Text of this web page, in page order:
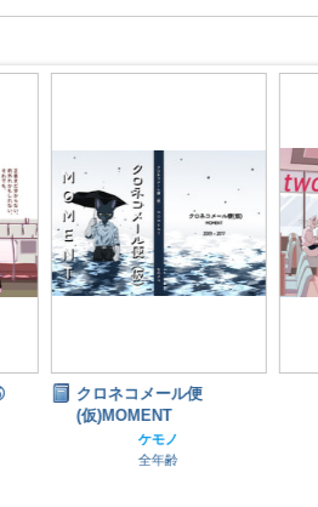
クロネコメール便
(仮)MOMENT